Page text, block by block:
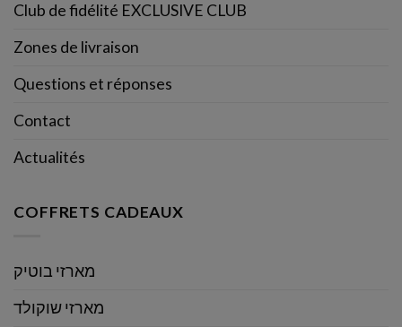
Club de fidélité EXCLUSIVE CLUB
Zones de livraison
Questions et réponses
Contact
Actualités
COFFRETS CADEAUX
מארזי בוטיק
מארזי שוקולד